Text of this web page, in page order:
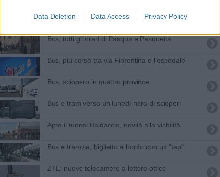
Data Deletion Data Access Privacy Policy
Per Pasqua bus tutti fermi ma non ad Arezzo
Bus, tutti gli orari di Pasqua e Pasquetta
Bus, più corse tra via Fiorentina e l'ospedale
Bus, sciopero in quattro province
Bus e tram verso un lunedì nero di scioperi
Apre il tunnel Baldaccio, novità alla viabilità
Bus e tramvia, biglietto a bordo con un "tap"
ZTL: nuove telecamere a lettore ottico